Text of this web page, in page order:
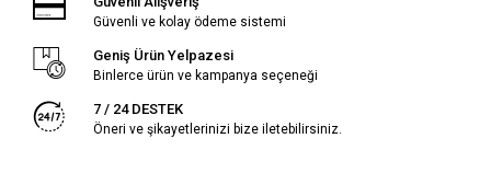
Güvenli ve kolay ödeme sistemi
Geniş Ürün Yelpazesi
Binlerce ürün ve kampanya seçeneği
7 / 24 DESTEK
Öneri ve şikayetlerinizi bize iletebilirsiniz.